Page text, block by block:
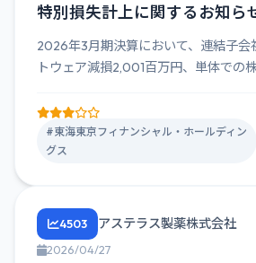
特別損失計上に関するお知ら
2026年3月期決算において、連結子会
トウェア減損2,001百万円、単体での
#東海東京フィナンシャル・ホールディン
グス
4503 アステラス製薬株式会社
2026/04/27